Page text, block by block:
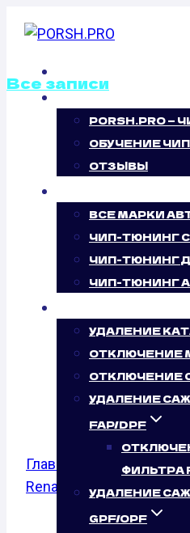
PORSH.PRO
ОБУЧЕНИЕ
ОТЗЫВЫ
ВСЕ МАРКИ
ЧИП-ТЮНИНГ
ЧИП-ТЮНИНГ
ЧИП-ТЮНИНГ
УДАЛЕНИЕ
ОТКЛЮЧЕНИЕ
ОТКЛЮЧЕНИЕ
УДАЛЕНИЕ
FAP/DPF
ФИЛЬТРА
УДАЛЕНИЕ
GPF/OPF
Все записи
II, III,
SPORT
Л.С.)
Главная Калибровка
Renault / Clio II,/ 2.0